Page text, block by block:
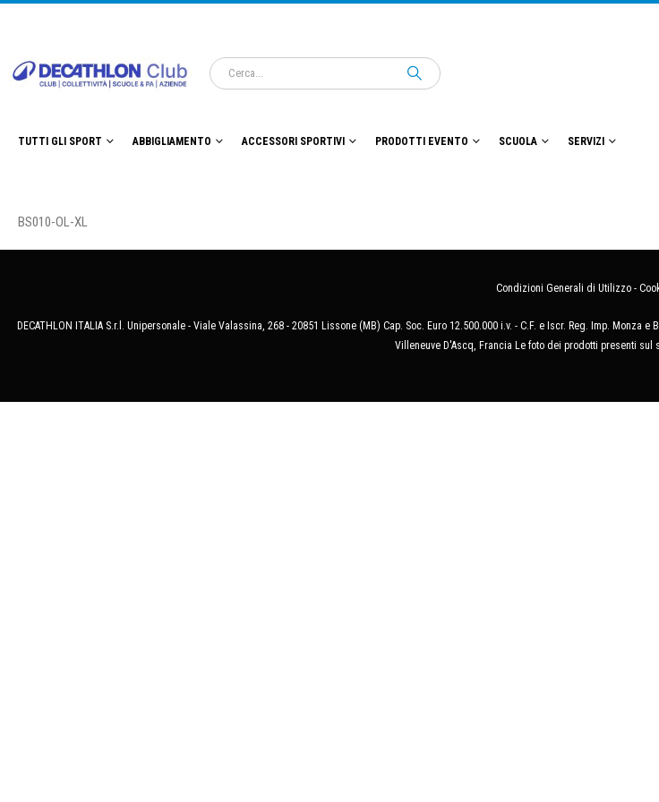
TUTTI GLI SPORT ABBIGLIAMENTO ACCESSORI SPORTIVI PRODOTTI EVENTO SCUOLA SERVIZI
BS010-OL-XL
Condizioni Generali di Utilizzo -
DECATHLON ITALIA S.r.l. Unipersonale - Viale Valassina, 268 - 20851 Lissone (MB) Cap. Soc. Euro 12.500.000 i.v. - C.F. e Iscr. Reg. Imp. Monza
Villeneuve D'Ascq, Francia Le foto dei prodotti presenti sul